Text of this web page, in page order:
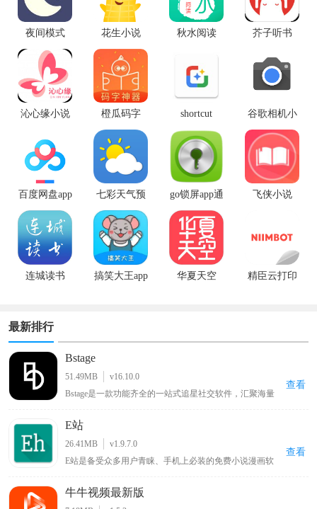
夜间模式 花生小说 秋水阅读 芥子听书
沁心缘小说 橙瓜码字
shortcut
maker app中
文版
谷歌相机小
米专用版
百度网盘app
最新版
七彩天气预
报app
go锁屏app通
用版
飞侠小说
连城读书
搞笑大王app
华夏天空
精臣云打印
最新排行
Bstage
51.49MB
v16.10.0
Bstage是一款功能齐全的一站式追星社交软件，汇聚海量
解，同时提供星粉互动、粉丝社交、音源试听、周边选
购、线下活动报名等全套追星服务。界面简洁清爽、分类
清晰，操作简单易上手，全方位满足用户日常追星、互动
交友、资源收藏的多样化需求。
查看
E站
26.41MB
v1.9.7.0
E站是备受众多用户青睐、手机上必装的免费小说漫画软
该新版本软件将各种功能免费提供给用户，为漫画爱好者
带来丰富多样且免费便捷的阅读体验 。
查看
牛牛视频最新版